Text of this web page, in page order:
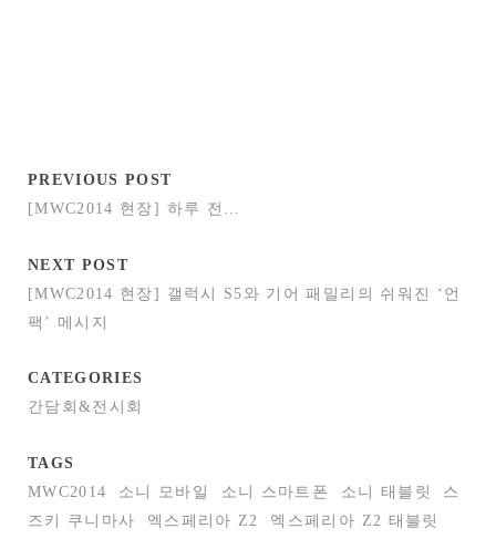
PREVIOUS POST
[MWC2014 현장] 하루 전…
NEXT POST
[MWC2014 현장] 갤럭시 S5와 기어 패밀리의 쉬워진 ‘언
팩’ 메시지
CATEGORIES
간담회&전시회
TAGS
MWC2014
소니 모바일 소니 스마트폰 소니 태블릿
스
즈키 쿠니마사
엑스페리아 Z2 엑스페리아 Z2 태블릿